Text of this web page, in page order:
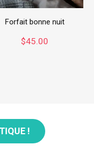
Forfait bonne nuit
$45.00
!